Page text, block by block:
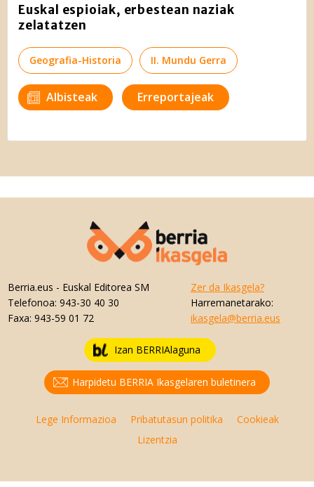
Euskal espioiak, erbestean naziak
zelatatzen
Geografia-Historia II. Mundu Gerra
Albisteak Erreportajeak
Berria.eus - Euskal Editorea SM
Telefonoa: 943-30 40 30
Faxa: 943-59 01 72
Zer da Ikasgela?
Harremanetarako:
ikasgela@berria.eus
Izan BERRIAlaguna
Harpidetu BERRIA Ikasgelaren buletinera
Lege Informazioa Pribatutasun politika
Cookieak
Lizentzia